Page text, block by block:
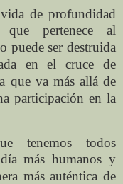
de profundidad
pertenece al
puede ser destruida
en el cruce de
que va más allá de
participación en la
tenemos todos
más humanos y
más auténtica de